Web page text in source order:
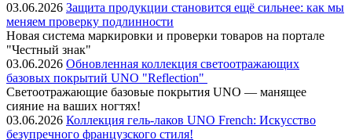
03.06.2026 Защита продукции становится ещё сильнее: как мы
меняем проверку подлинности
Новая система маркировки и проверки товаров на портале
"Честный знак"
03.06.2026 Обновленная коллекция светоотражающих
базовых покрытий UNO "Reflection"
Cветоотражающие базовые покрытия UNO — манящее
сияние на ваших ногтях!
03.06.2026 Коллекция гель-лаков UNO French: Искусство
безупречного французского стиля!